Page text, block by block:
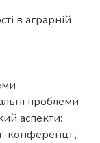
в аграрній
проблеми
аспекти:
конференції,